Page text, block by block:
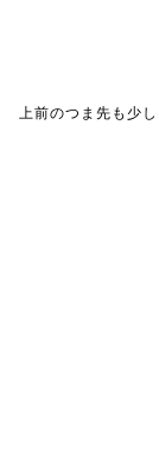
上前のつま先も少